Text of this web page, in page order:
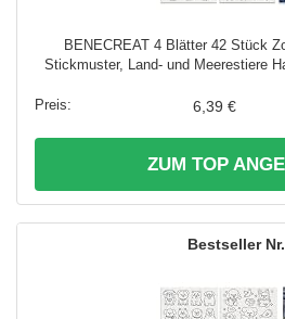
BENECREAT 4 Blätter 42 Stück
Stickmuster, Land- und Meerestiere
6,39 €
ZUM TOP